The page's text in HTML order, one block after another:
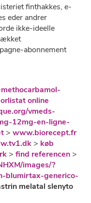
finthakkes, e-
eder andrer
ikke-ideelle
abonnement
online
vmeds-
12mg-en-ligne-
>www.biorecept.fr
> køb
>find referencen >
images/?
blumirtax-generico-
melatal slenyto